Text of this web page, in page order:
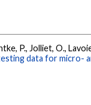
P., Jolliet, O.,
data for micro-